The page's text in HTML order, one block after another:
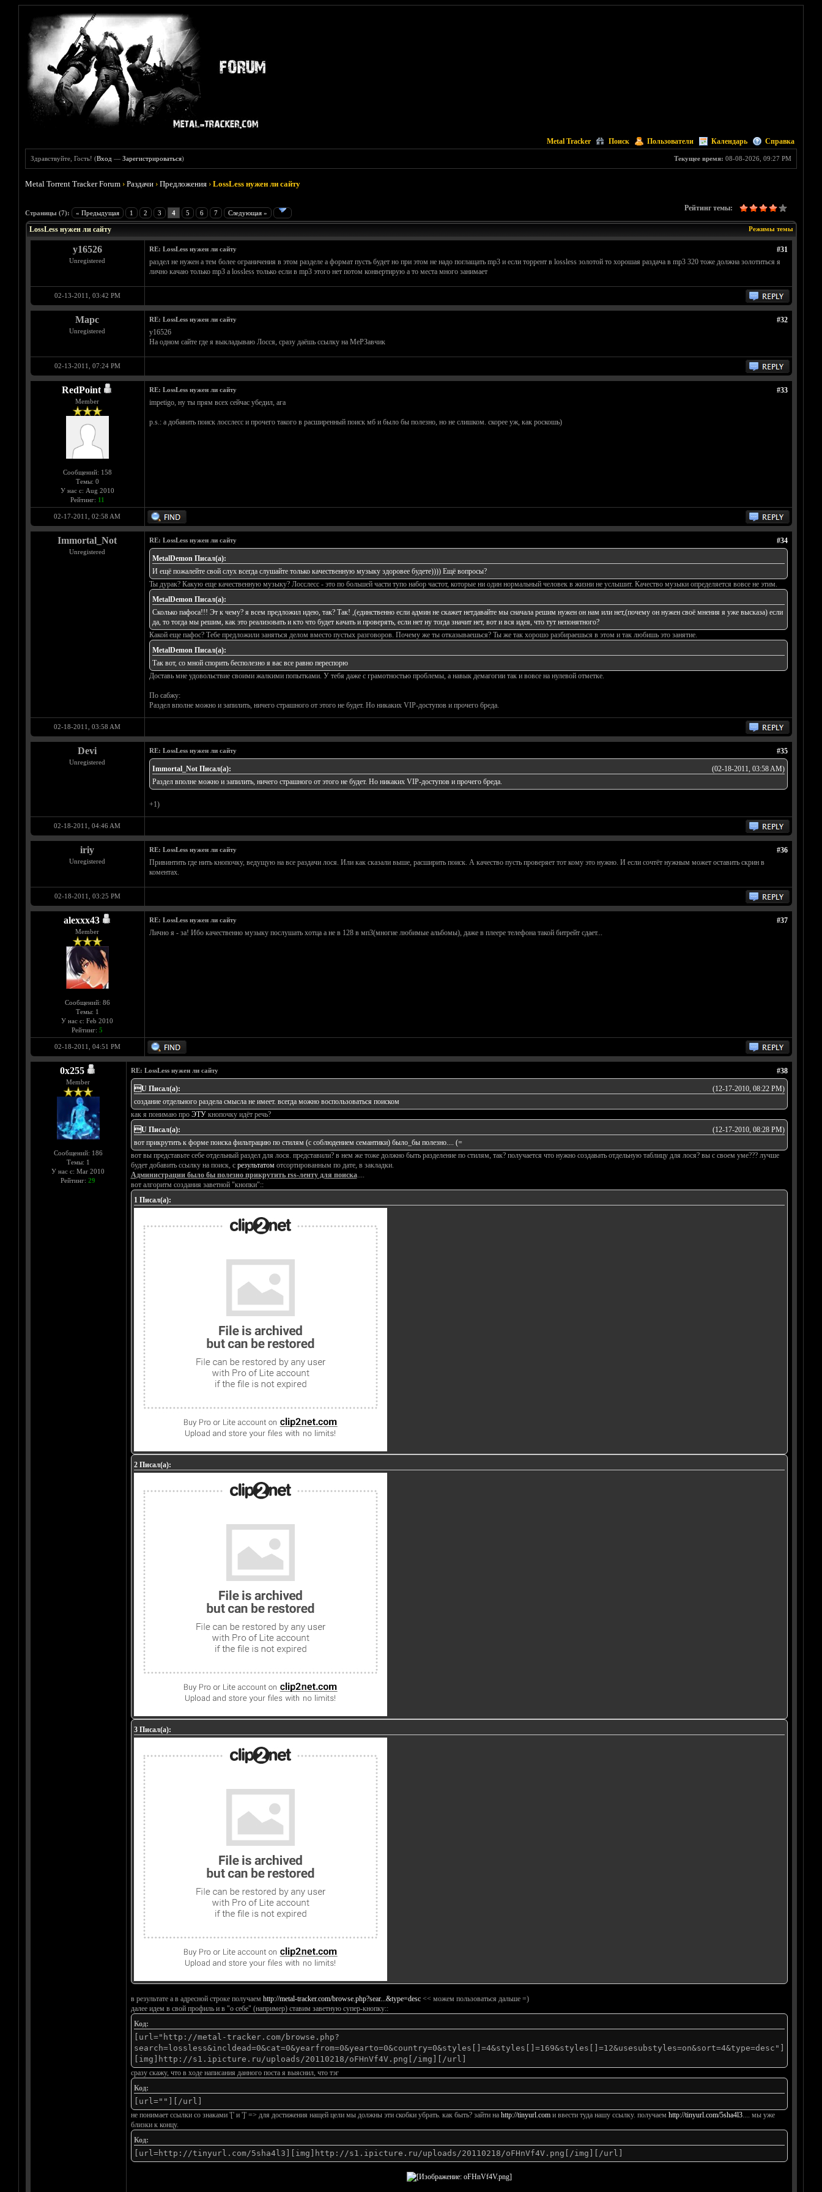
Metal Tracker Поиск Пользователи Календарь Справка
Текущее время: 08-08-2026, 09:27 PM
Здравствуйте, Гость! (Вход —Зарегистрироваться)
Metal Torrent Tracker Forum ›Раздачи ›Предложения ›LossLess нужен ли сайту
Страницы (7): « Предыдущая 1 2 3 4 5 6 7 Следующая »
Рейтинг темы:
Голосов: 1 - Средняя оценка: 4
1
2
3
4
5
Режимы темы
LossLess нужен ли сайту
y16526
Unregistered
#31
RE: LossLess нужен ли сайту
раздел не нужен а тем более ограничения в этом разделе а формат пусть будет но при этом не надо поглащать mp3 и если торрент в lossless золотой то хорошая раздача в mp3 320 тоже должна золотиться я
лично качаю только mp3 а lossless только если в mp3 этого нет потом конвертирую а то места много занимает
02-13-2011, 03:42 PM
Марс
Unregistered
#32
RE: LossLess нужен ли сайту
y16526
На одном сайте где я выкладываю Лосся, сразу даёшь ссылку на МеРЗавчик
02-13-2011, 07:24 PM
RedPoint
Member
Сообщений: 158
Темы: 0
У нас с: Aug 2010
Рейтинг: 11
#33
RE: LossLess нужен ли сайту
impetigo, ну ты прям всех сейчас убедил, ага
p.s.: а добавить поиск лосслесс и прочего такого в расширенный поиск мб и было бы полезно, но не слишком. скорее уж, как роскошь)
02-17-2011, 02:58 AM
Immortal_Not
Unregistered
#34
RE: LossLess нужен ли сайту
MetalDemon Писал(а):
И ещё пожалейте свой слух всегда слушайте только качественную музыку здоровее будете)))) Ещё вопросы?
Ты дурак? Какую еще качественную музыку? Лосслесс - это по большей части тупо набор частот, которые ни один нормальный человек в жизни не услышит. Качество музыки определяется вовсе не этим.
MetalDemon Писал(а):
Сколько пафоса!!! Эт к чему? я всем предложил идею, так? Так! ,(единственно если админ не скажет нетдавайте мы сначала решим нужен он нам или нет,(почему он нужен своё мнения я уже высказа) если
да, то тогда мы решим, как это реализовать и кто что будет качать и проверять, если нет ну тогда значит нет, вот и вся идея, что тут непонятного?
Какой еще пафос? Тебе предложили заняться делом вместо пустых разговоров. Почему же ты отказываешься? Ты же так хорошо разбираешься в этом и так любишь это занятие.
MetalDemon Писал(а):
Так вот, со мной спорить бесполезно я вас все равно переспорю
Доставь мне удовольствие своими жалкими попытками. У тебя даже с грамотностью проблемы, а навык демагогии так и вовсе на нулевой отметке.
По сабжу:
Раздел вполне можно и запилить, ничего страшного от этого не будет. Но никаких VIP-доступов и прочего бреда.
02-18-2011, 03:58 AM
Devi
Unregistered
#35
RE: LossLess нужен ли сайту
(02-18-2011, 03:58 AM)
Immortal_Not Писал(а):
Раздел вполне можно и запилить, ничего страшного от этого не будет. Но никаких VIP-доступов и прочего бреда.
+1)
02-18-2011, 04:46 AM
iriy
Unregistered
#36
RE: LossLess нужен ли сайту
Привинтить где нить кнопочку, ведущую на все раздачи лося. Или как сказали выше, расширить поиск. А качество пусть проверяет тот кому это нужно. И если сочтёт нужным может оставить скрин в
коментах.
02-18-2011, 03:25 PM
alexxx43
Member
Сообщений: 86
Темы: 1
У нас с: Feb 2010
Рейтинг: 5
#37
RE: LossLess нужен ли сайту
Лично я - за! Ибо качественно музыку послушать хотца а не в 128 в мп3(многие любимые альбомы), даже в плеере телефона такой битрейт сдает...
02-18-2011, 04:51 PM
0х255
Member
Сообщений: 186
Темы: 1
У нас с: Mar 2010
Рейтинг: 29
#38
RE: LossLess нужен ли сайту
(12-17-2010, 08:22 PM)
U Писал(а):
создание отдельного раздела смысла не имеет. всегда можно воспользоваться поиском
как я понимаю про ЭТУкнопочку идёт речь?
(12-17-2010, 08:28 PM)
U Писал(а):
вот прикрутить к форме поиска фильтрацию по стилям (с соблюдением семантики) было_бы полезно.... (=
вот вы представьте себе отдельный раздел для лося. представили? в нем же тоже должно быть разделение по стилям, так? получается что нужно создавать отдельную таблицу для лося? вы с своем уме??? лучше
будет добавить ссылку на поиск, с результатомотсортированным по дате, в закладки.
Администрации было бы полезно прикрутить rss-ленту для поиска....
вот алгоритм создания заветной "кнопки"::
1 Писал(а):
2 Писал(а):
3 Писал(а):
в результате а в адресной строке получаем http://metal-tracker.com/browse.php?sear...&type=desc<< можем пользоваться дальше =)
далее идем в свой профиль и в "о себе" (например) ставим заветную супер-кнопку::
Код:
[url="http://metal-tracker.com/browse.php?
search=lossless&incldead=0&cat=0&yearfrom=0&yearto=0&country=0&styles[]=4&styles[]=169&styles[]=12&usesubstyles=on&sort=4&type=desc"]
[img]http://s1.ipicture.ru/uploads/20110218/oFHnVf4V.png[/img][/url]
сразу скажу, что в ходе написания данного поста я выяснил, что тэг
Код:
[url=""][/url]
не понимает ссылки со знаками '[' и ']' => для достижения нащей цели мы должны эти скобки убрать. как быть? зайти на http://tinyurl.comи ввести туда нашу ссылку. получаем http://tinyurl.com/5sha4l3.... мы уже
близки к концу.
Код:
[url=http://tinyurl.com/5sha4l3][img]http://s1.ipicture.ru/uploads/20110218/oFHnVf4V.png[/img][/url]